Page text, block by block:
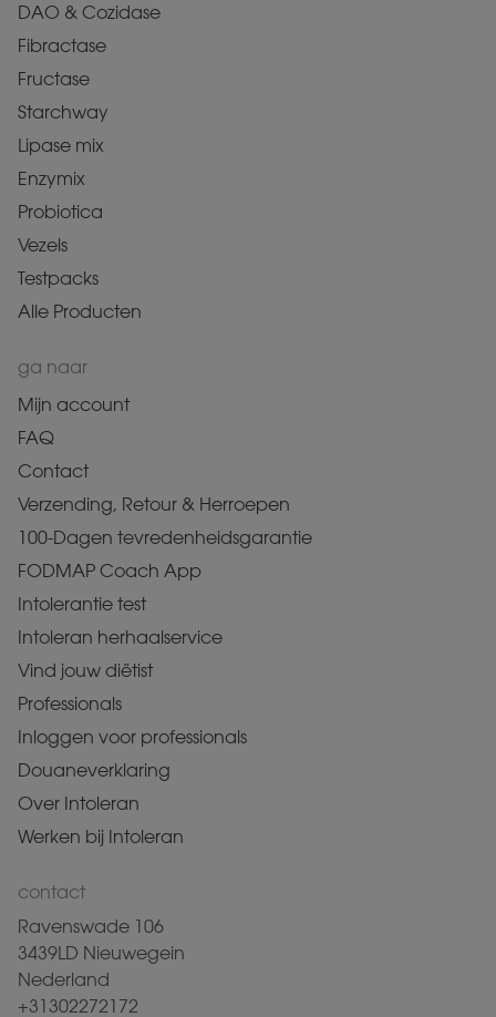
DAO & Cozidase
Fibractase
Fructase
Starchway
Lipase mix
Enzymix
Probiotica
Vezels
Testpacks
Alle Producten
ga naar
Mijn account
FAQ
Contact
Verzending, Retour & Herroepen
100-Dagen tevredenheidsgarantie
FODMAP Coach App
Intolerantie test
Intoleran herhaalservice
Vind jouw diëtist
Professionals
Inloggen voor professionals
Douaneverklaring
Over Intoleran
Werken bij Intoleran
contact
Ravenswade 106
3439LD Nieuwegein
Nederland
+31302272172